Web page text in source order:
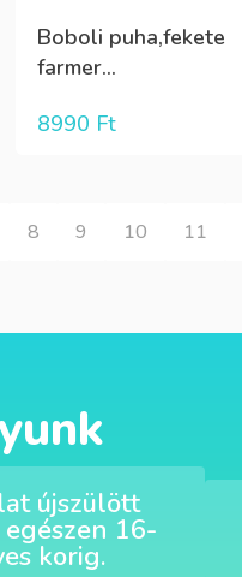
Boboli puha,fekete
farmer...
8990 Ft
8 9 10 11
újszülött
16-
korig.